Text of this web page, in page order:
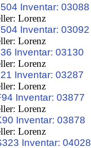
Inventar: 03088
Lorenz
Inventar: 03092
Lorenz
Inventar: 03130
Lorenz
Inventar: 03287
Lorenz
Inventar: 03877
Lorenz
Inventar: 03878
Lorenz
Inventar: 04028